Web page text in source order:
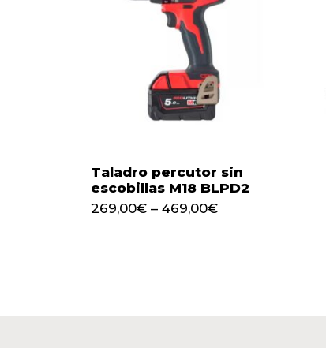
Taladro percutor sin
escobillas M18 BLPD2
269,00€ – 469,00€